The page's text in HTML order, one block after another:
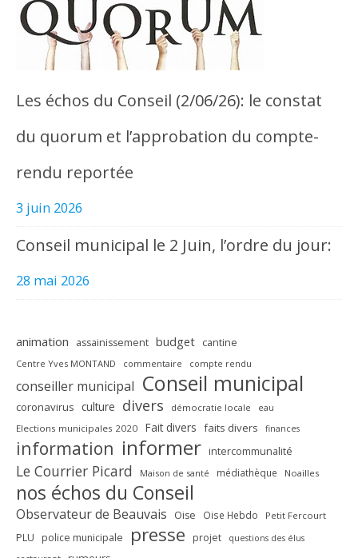
Les échos du Conseil (2/06/26): le constat
du quorum et l’approbation du compte-
rendu reportée
3 juin 2026
Conseil municipal le 2 Juin, l’ordre du jour:
28 mai 2026
animation assainissement budget cantine
Centre Yves MONTAND commentaire compte rendu
conseiller municipal Conseil municipal
coronavirus culture divers démocratie locale eau
Elections municipales 2020 Fait divers faits divers finances
information informer intercommunalité
Le Courrier Picard Maison de santé médiathèque Noailles
nos échos du Conseil
Observateur de Beauvais Oise Oise Hebdo Petit Fercourt
PLU police municipale presse projet questions des élus